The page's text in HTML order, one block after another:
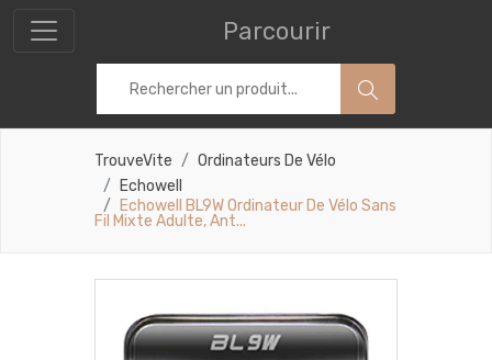
Parcourir
TrouveVite
Ordinateurs De Vélo
Echowell
Echowell BL9W Ordinateur De Vélo Sans
Fil Mixte Adulte, Ant...